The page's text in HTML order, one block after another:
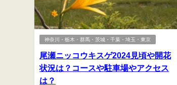
神奈川・栃木・群馬・茨城・千葉・埼玉・東京
尾瀬ニッコウキスゲ2024見頃や開花
状況は？コースや駐車場やアクセス
は？